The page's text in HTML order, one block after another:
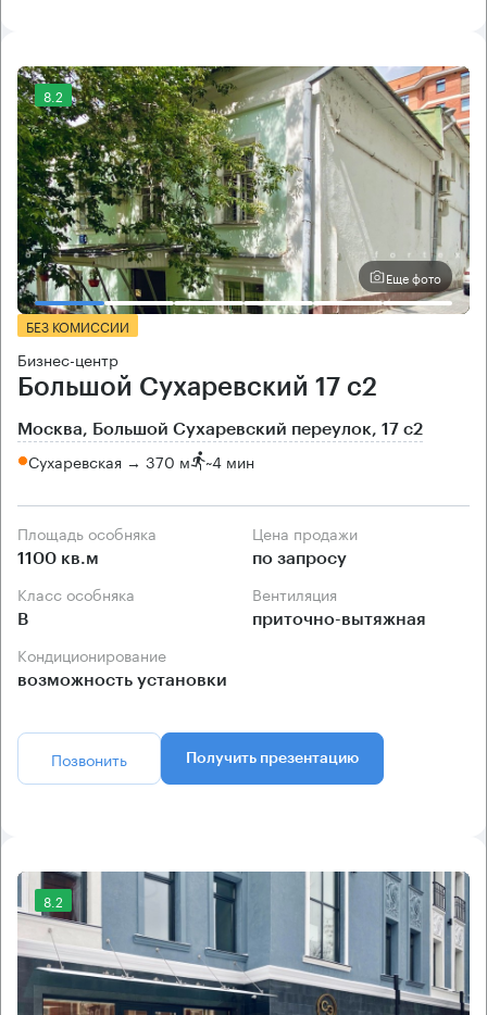
8.2
Еще фото
БЕЗ КОМИССИИ
Бизнес-центр
Большой Сухаревский 17 с2
Москва, Большой Сухаревский переулок, 17 с2
Сухаревская → 370 м ~4 мин
Площадь особняка
1100 кв.м
Цена продажи
по запросу
Класс особняка
B
Вентиляция
приточно-вытяжная
Кондиционирование
возможность установки
Позвонить Получить презентацию
8.2